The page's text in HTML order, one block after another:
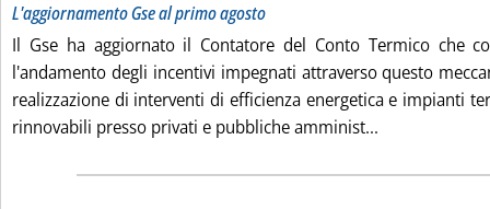
L'aggiornamento Gse al primo agosto
Il Gse ha aggiornato il Contatore del Conto Termico che
l'andamento degli incentivi impegnati attraverso questo
realizzazione di interventi di efficienza energetica e impianti
rinnovabili presso privati e pubbliche amminist...